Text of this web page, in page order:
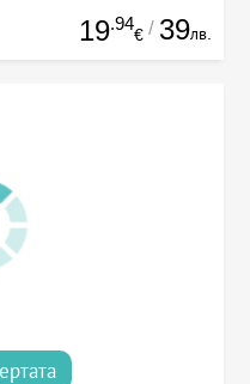
19.94
€ / 39лв.